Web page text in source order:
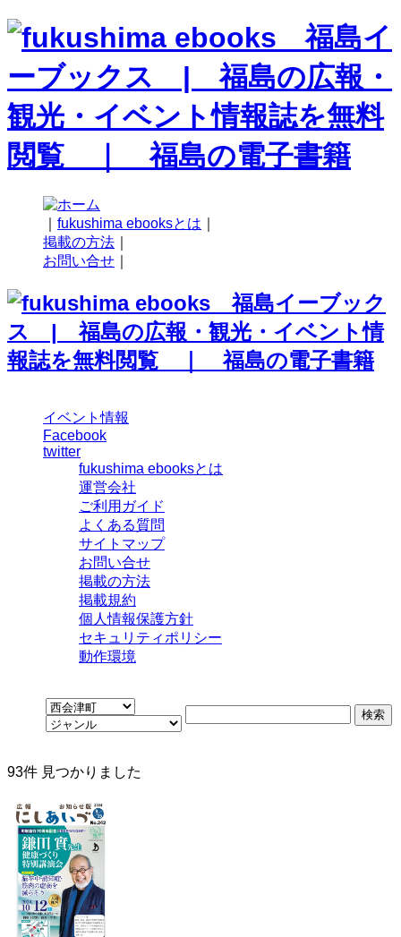
fukushima ebooksとは
掲載の方法
お問い合せ
イベント情報
Facebook
twitter
fukushima ebooksとは
運営会社
ご利用ガイド
よくある質問
サイトマップ
お問い合せ
掲載の方法
掲載規約
個人情報保護方針
セキュリティポリシー
動作環境
93件 見つかりました